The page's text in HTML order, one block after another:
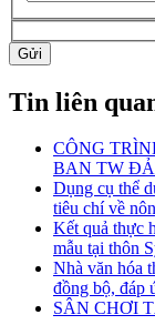
Gửi
Tin liên
CÔNG
BAN TW
Dụng cụ thể
tiêu chí về
Kết quả thực
mẫu tại thôn
Nhà văn hóa
đồng bộ, đáp
SÂN CHƠI